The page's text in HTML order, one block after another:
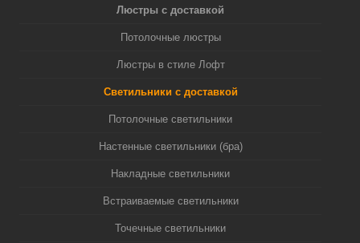
Люстры с доставкой
Потолочные люстры
Люстры в стиле Лофт
Светильники с доставкой
Потолочные светильники
Настенные светильники (бра)
Накладные светильники
Встраиваемые светильники
Точечные светильники